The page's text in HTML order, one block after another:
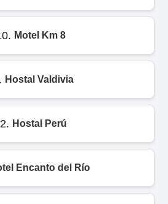
Motel Km 8
Hostal Valdivia
Hostal Perú
Encanto del Río